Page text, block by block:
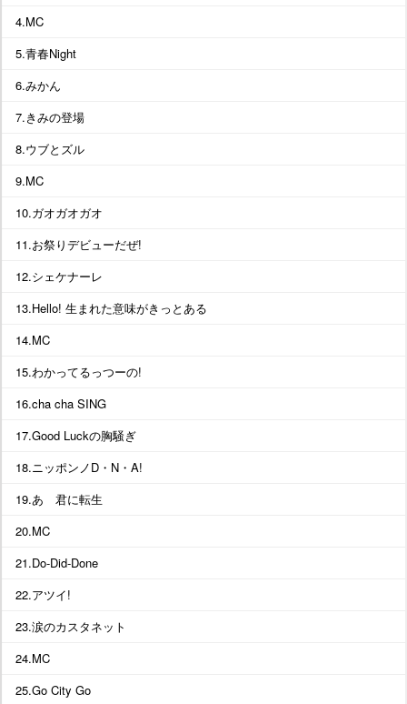
4.MC
5.青春Night
6.みかん
7.きみの登場
8.ウブとズル
9.MC
10.ガオガオガオ
11.お祭りデビューだぜ!
12.シェケナーレ
13.Hello! 生まれた意味がきっとある
14.MC
15.わかってるっつーの!
16.cha cha SING
17.Good Luckの胸騒ぎ
18.ニッポンノD・N・A!
19.あゝ君に転生
20.MC
21.Do-Did-Done
22.アツイ!
23.涙のカスタネット
24.MC
25.Go City Go